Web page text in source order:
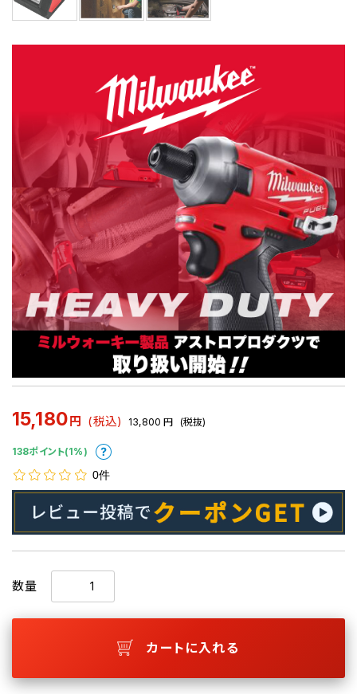
15,180 円 (税込) 13,800 円 (税抜)
138ポイント(1%)
0件
数量
カートに入れる